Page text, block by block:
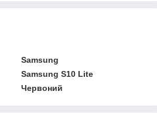
Samsung
Samsung S10 Lite
Червоний